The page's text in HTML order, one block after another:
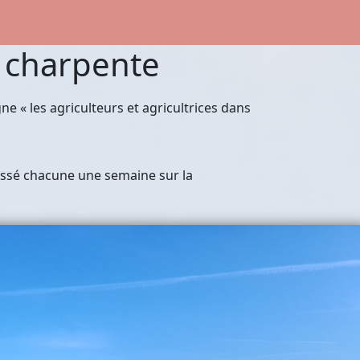
charpente
« les agriculteurs et agricultrices dans
chacune une semaine sur la